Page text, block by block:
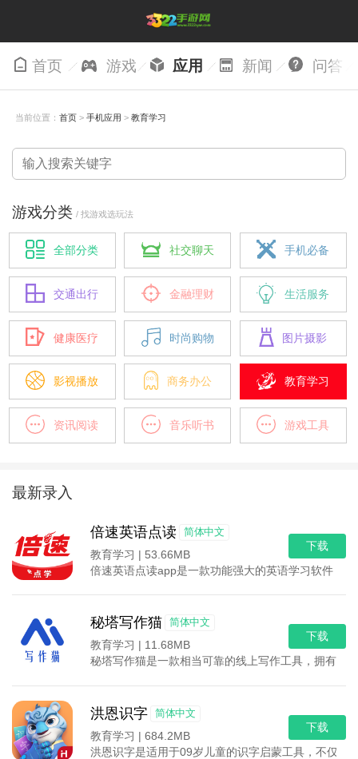
首页 游戏 应用 新闻 问答
当前位置： 首页> 手机应用 > 教育学习
游戏分类 / 找游戏选玩法
全部分类 社交聊天 手机必备
交通出行 金融理财 生活服务
健康医疗 时尚购物 图片摄影
影视播放 商务办公 教育学习
资讯阅读 音乐听书 游戏工具
最新录入
倍速英语点读 简体中文
教育学习 | 53.66MB
倍速英语点读app是一款功能强大的英语学习软件，
下载
秘塔写作猫 简体中文
教育学习 | 11.68MB
秘塔写作猫是一款相当可靠的线上写作工具，拥有丰
下载
洪恩识字 简体中文
教育学习 | 684.2MB
洪恩识字是适用于09岁儿童的识字启蒙工具，不仅依
下载